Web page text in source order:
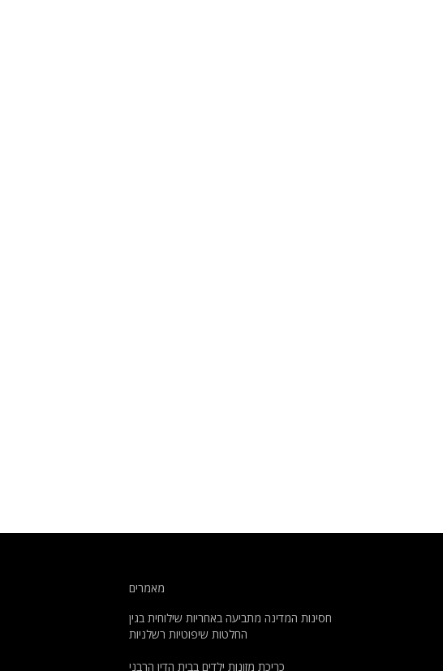
מאמרים
חסינות המדינה מתביעה באחריות שילוחית בגין
החלטות שיפוטיות רשלניות
כריכת מזונות ילדים בבית הדין הרבני